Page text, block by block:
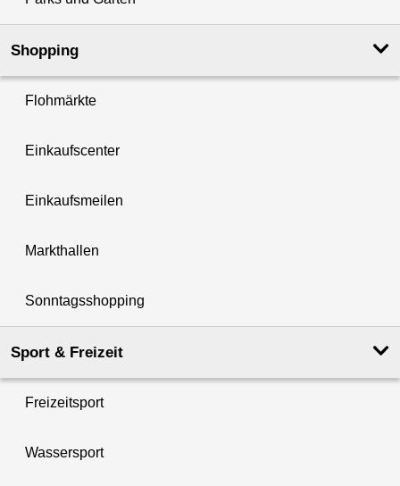
Shopping
Flohmärkte
Einkaufscenter
Einkaufsmeilen
Markthallen
Sonntagsshopping
Sport & Freizeit
Freizeitsport
Wassersport